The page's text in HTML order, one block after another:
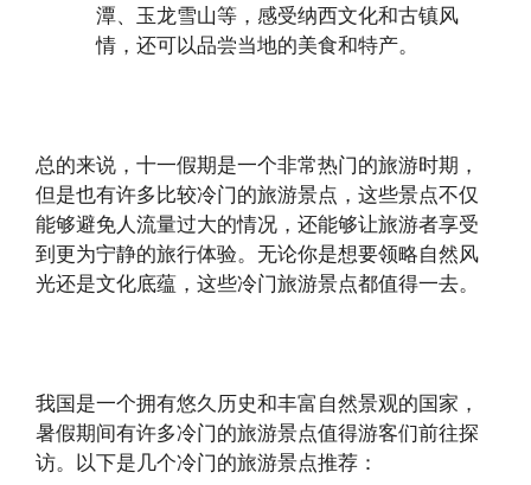
潭、玉龙雪山等，感受纳西文化和古镇风
情，还可以品尝当地的美食和特产。
总的来说，十一假期是一个非常热门的旅游时期，
但是也有许多比较冷门的旅游景点，这些景点不仅
能够避免人流量过大的情况，还能够让旅游者享受
到更为宁静的旅行体验。无论你是想要领略自然风
光还是文化底蕴，这些冷门旅游景点都值得一去。
我国是一个拥有悠久历史和丰富自然景观的国家，
暑假期间有许多冷门的旅游景点值得游客们前往探
访。以下是几个冷门的旅游景点推荐：